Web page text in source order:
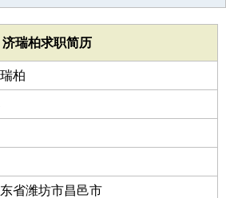
济瑞柏求职简历
柏
10-15
/技校
/技校
省潍坊市昌邑市